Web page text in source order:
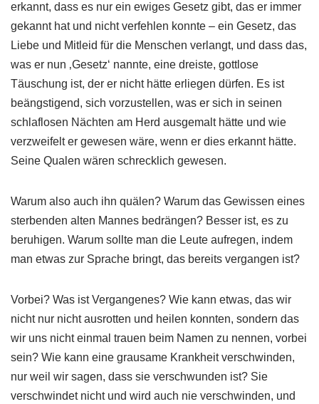
erkannt, dass es nur ein ewiges Gesetz gibt, das er immer
gekannt hat und nicht verfehlen konnte – ein Gesetz, das
Liebe und Mitleid für die Menschen verlangt, und dass das,
was er nun ‚Gesetz‘ nannte, eine dreiste, gottlose
Täuschung ist, der er nicht hätte erliegen dürfen. Es ist
beängstigend, sich vorzustellen, was er sich in seinen
schlaflosen Nächten am Herd ausgemalt hätte und wie
verzweifelt er gewesen wäre, wenn er dies erkannt hätte.
Seine Qualen wären schrecklich gewesen.
Warum also auch ihn quälen? Warum das Gewissen eines
sterbenden alten Mannes bedrängen? Besser ist, es zu
beruhigen. Warum sollte man die Leute aufregen, indem
man etwas zur Sprache bringt, das bereits vergangen ist?
Vorbei? Was ist Vergangenes? Wie kann etwas, das wir
nicht nur nicht ausrotten und heilen konnten, sondern das
wir uns nicht einmal trauen beim Namen zu nennen, vorbei
sein? Wie kann eine grausame Krankheit verschwinden,
nur weil wir sagen, dass sie verschwunden ist? Sie
verschwindet nicht und wird auch nie verschwinden, und